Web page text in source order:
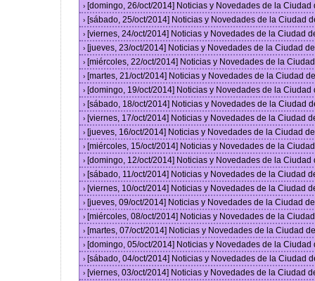
› [domingo, 26/oct/2014] Noticias y Novedades de la
› [sábado, 25/oct/2014] Noticias y Novedades de la Ciudad
› [viernes, 24/oct/2014] Noticias y Novedades de la Ciudad
› [jueves, 23/oct/2014] Noticias y Novedades de la Ciudad
› [miércoles, 22/oct/2014] Noticias y Novedades de la
› [martes, 21/oct/2014] Noticias y Novedades de la Ciudad
› [domingo, 19/oct/2014] Noticias y Novedades de la
› [sábado, 18/oct/2014] Noticias y Novedades de la Ciudad
› [viernes, 17/oct/2014] Noticias y Novedades de la Ciudad
› [jueves, 16/oct/2014] Noticias y Novedades de la Ciudad
› [miércoles, 15/oct/2014] Noticias y Novedades de la
› [domingo, 12/oct/2014] Noticias y Novedades de la
› [sábado, 11/oct/2014] Noticias y Novedades de la Ciudad
› [viernes, 10/oct/2014] Noticias y Novedades de la Ciudad
› [jueves, 09/oct/2014] Noticias y Novedades de la Ciudad
› [miércoles, 08/oct/2014] Noticias y Novedades de la
› [martes, 07/oct/2014] Noticias y Novedades de la Ciudad
› [domingo, 05/oct/2014] Noticias y Novedades de la
› [sábado, 04/oct/2014] Noticias y Novedades de la Ciudad
› [viernes, 03/oct/2014] Noticias y Novedades de la Ciudad